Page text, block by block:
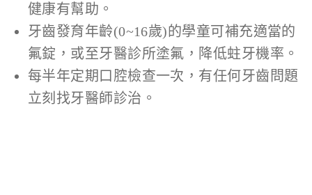
健康有幫助。
牙齒發育年齡(0~16歲)的學童可補充適當的
氟錠，或至牙醫診所塗氟，降低蛀牙機率。
每半年定期口腔檢查一次，有任何牙齒問題
立刻找牙醫師診治。